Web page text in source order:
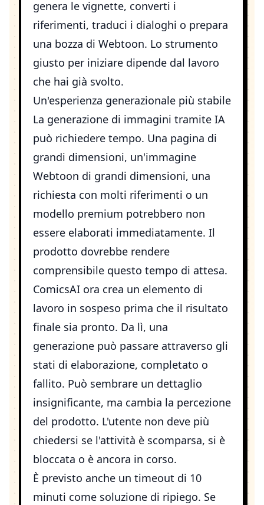
genera le vignette, converti i
riferimenti, traduci i dialoghi o prepara
una bozza di Webtoon. Lo strumento
giusto per iniziare dipende dal lavoro
che hai già svolto.
Un'esperienza generazionale più stabile
La generazione di immagini tramite IA
può richiedere tempo. Una pagina di
grandi dimensioni, un'immagine
Webtoon di grandi dimensioni, una
richiesta con molti riferimenti o un
modello premium potrebbero non
essere elaborati immediatamente. Il
prodotto dovrebbe rendere
comprensibile questo tempo di attesa.
ComicsAI ora crea un elemento di
lavoro in sospeso prima che il risultato
finale sia pronto. Da lì, una
generazione può passare attraverso gli
stati di elaborazione, completato o
fallito. Può sembrare un dettaglio
insignificante, ma cambia la percezione
del prodotto. L'utente non deve più
chiedersi se l'attività è scomparsa, si è
bloccata o è ancora in corso.
È previsto anche un timeout di 10
minuti come soluzione di ripiego. Se